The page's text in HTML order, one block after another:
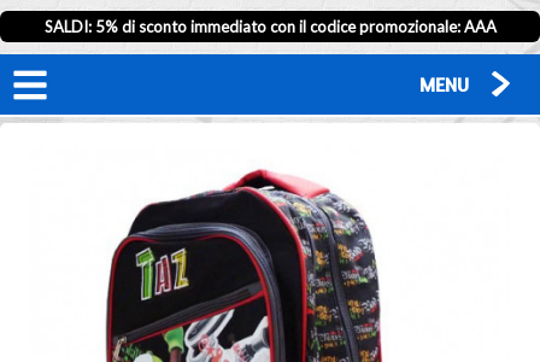
SALDI: 5% di sconto immediato con il codice promozionale: AAA
MENU